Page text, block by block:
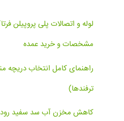
لوله و اتصالات پلی پروپیلن
مشخصات و خرید عمده
راهنمای کامل انتخاب دریچه
ترفندها)
کاهش مخزن آب سد سفید رود